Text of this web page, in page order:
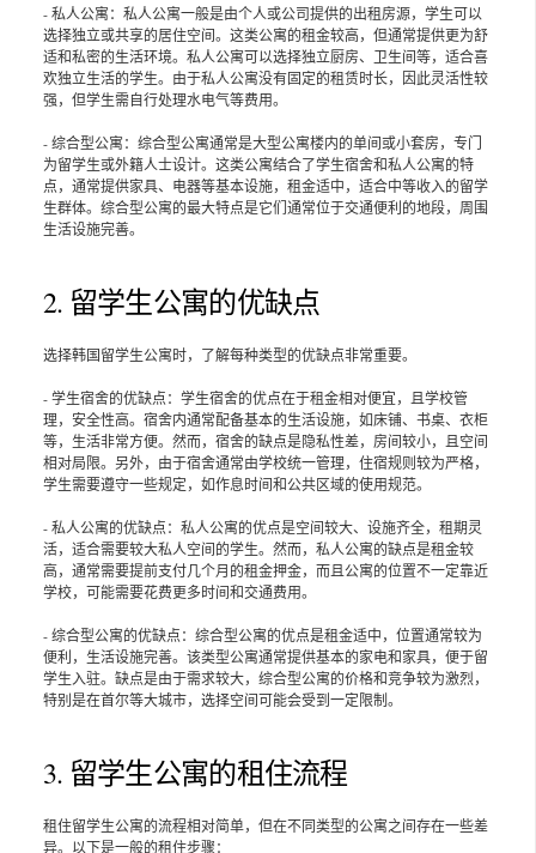
- 私人公寓：私人公寓一般是由个人或公司提供的出租房源，学生可以
选择独立或共享的居住空间。这类公寓的租金较高，但通常提供更为舒
适和私密的生活环境。私人公寓可以选择独立厨房、卫生间等，适合喜
欢独立生活的学生。由于私人公寓没有固定的租赁时长，因此灵活性较
强，但学生需自行处理水电气等费用。
- 综合型公寓：综合型公寓通常是大型公寓楼内的单间或小套房，专门
为留学生或外籍人士设计。这类公寓结合了学生宿舍和私人公寓的特
点，通常提供家具、电器等基本设施，租金适中，适合中等收入的留学
生群体。综合型公寓的最大特点是它们通常位于交通便利的地段，周围
生活设施完善。
2. 留学生公寓的优缺点
选择韩国留学生公寓时，了解每种类型的优缺点非常重要。
- 学生宿舍的优缺点：学生宿舍的优点在于租金相对便宜，且学校管
理，安全性高。宿舍内通常配备基本的生活设施，如床铺、书桌、衣柜
等，生活非常方便。然而，宿舍的缺点是隐私性差，房间较小，且空间
相对局限。另外，由于宿舍通常由学校统一管理，住宿规则较为严格，
学生需要遵守一些规定，如作息时间和公共区域的使用规范。
- 私人公寓的优缺点：私人公寓的优点是空间较大、设施齐全，租期灵
活，适合需要较大私人空间的学生。然而，私人公寓的缺点是租金较
高，通常需要提前支付几个月的租金押金，而且公寓的位置不一定靠近
学校，可能需要花费更多时间和交通费用。
- 综合型公寓的优缺点：综合型公寓的优点是租金适中，位置通常较为
便利，生活设施完善。该类型公寓通常提供基本的家电和家具，便于留
学生入驻。缺点是由于需求较大，综合型公寓的价格和竞争较为激烈，
特别是在首尔等大城市，选择空间可能会受到一定限制。
3. 留学生公寓的租住流程
租住留学生公寓的流程相对简单，但在不同类型的公寓之间存在一些差
异。以下是一般的租住步骤：